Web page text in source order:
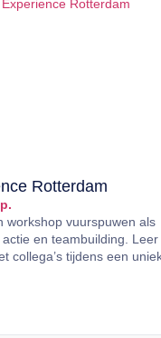
Rotterdam
workshop vuurspuwen als
en teambuilding. Leer
collega’s tijdens een